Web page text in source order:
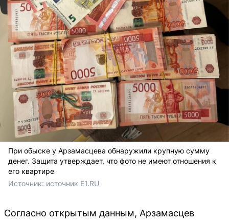
При обыске у Арзамасцева обнаружили крупную сумму
денег. Защита утверждает, что фото не имеют отношения к
его квартире
Источник: источник Е1.RU
Согласно открытым данным, Арзамасцев